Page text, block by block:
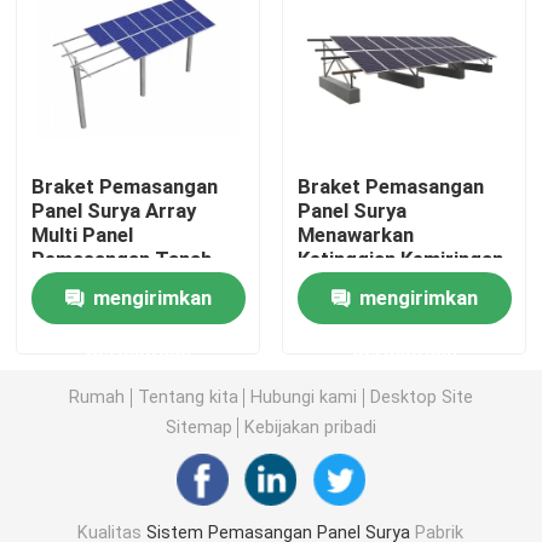
Klem Pemasangan Panel Surya
Penjepit Tengah Panel Surya
Penjepit Ujung Panel Surya
Kait Atap Surya
Braket Pemasangan
Panel Surya Array
Multi Panel
Pemasangan Tanah
dengan Komponen
Baja dan Aluminium
untuk Proyek Surya
mengirimkan
Braket Pemasangan
Panel Surya
Menawarkan
Ketinggian Kemiringan
Tetap dan Dapat
Disesuaikan dengan
Desain Pra-Rakitan
mengirimkan
Rumah Tentang kita Hubungi kami
Desktop Site
Sitemap
Kebijakan pribadi
KualitasSistem Pemasangan Panel Surya Pabrik